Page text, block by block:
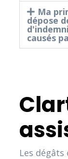
Ma
dépose
causés
Les